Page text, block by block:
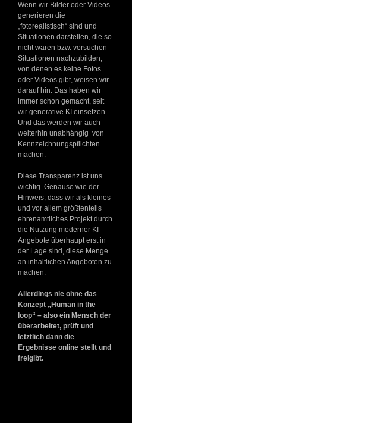
Wenn wir Bilder oder Videos
generieren die
„fotorealistisch“ sind und
Situationen darstellen, die so
nicht waren bzw. versuchen
Situationen nachzubilden,
von denen es keine Fotos
oder Videos gibt, weisen wir
darauf hin. Das haben wir
immer schon gemacht, seit
wir generative KI einsetzen.
Und das werden wir auch
weiterhin unabhängig von
Kennzeichnungspflichten
machen.
Diese Transparenz ist uns
wichtig. Genauso wie der
Hinweis, dass wir als kleines
und vor allem größtenteils
ehrenamtliches Projekt durch
die Nutzung moderner KI
Angebote überhaupt erst in
der Lage sind, diese Menge
an inhaltlichen Angeboten zu
machen.
Allerdings nie ohne das
Konzept „Human in the
loop“ – also ein Mensch der
überarbeitet, prüft und
letztlich dann die
Ergebnisse online stellt und
freigibt.